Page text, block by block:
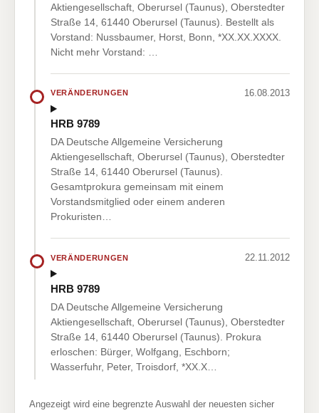
Aktiengesellschaft, Oberursel (Taunus), Oberstedter
Straße 14, 61440 Oberursel (Taunus). Bestellt als
Vorstand: Nussbaumer, Horst, Bonn, *XX.XX.XXXX.
Nicht mehr Vorstand: …
VERÄNDERUNGEN 16.08.2013
HRB 9789
DA Deutsche Allgemeine Versicherung
Aktiengesellschaft, Oberursel (Taunus), Oberstedter
Straße 14, 61440 Oberursel (Taunus).
Gesamtprokura gemeinsam mit einem
Vorstandsmitglied oder einem anderen
Prokuristen…
VERÄNDERUNGEN 22.11.2012
HRB 9789
DA Deutsche Allgemeine Versicherung
Aktiengesellschaft, Oberursel (Taunus), Oberstedter
Straße 14, 61440 Oberursel (Taunus). Prokura
erloschen: Bürger, Wolfgang, Eschborn;
Wasserfuhr, Peter, Troisdorf, *XX.X…
Angezeigt wird eine begrenzte Auswahl der neuesten sicher